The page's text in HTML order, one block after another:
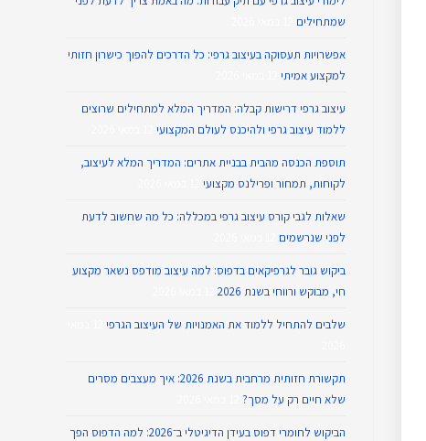
שמתחילים
אפשרויות תעסוקה בעיצוב גרפי: כל הדרכים להפוך כישרון חזותי
למקצוע אמיתי
עיצוב גרפי דרישות קבלה: המדריך המלא למתחילים שרוצים
ללמוד עיצוב גרפי ולהיכנס לעולם המקצועי
תוספת הכנסה מהבית בבניית אתרים: המדריך המלא לעיצוב,
לקוחות, תמחור ופרילנס מקצועי
שאלות לגבי קורס עיצוב גרפי במכללה: כל מה שחשוב לדעת
לפני שנרשמים
ביקוש גובר לגרפיקאים בדפוס: למה עיצוב מודפס נשאר מקצוע
חי, מבוקש ורווחי בשנת 2026
שלבים להתחיל ללמוד את האמנויות של העיצוב הגרפי
תקשורת חזותית מרחבית בשנת 2026: איך מעצבים מסרים
שלא חיים רק על מסך?
הביקוש לחומרי דפוס בעידן הדיגיטלי ב־2026: למה הדפוס הפך